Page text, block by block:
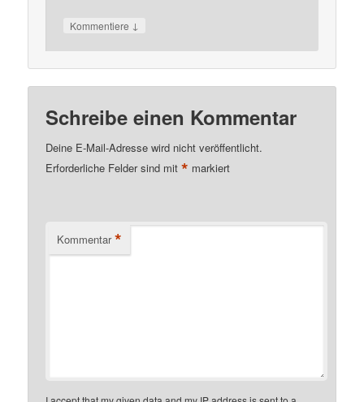
Kommentiere ↓
Schreibe einen Kommentar
Deine E-Mail-Adresse wird nicht veröffentlicht.
Erforderliche Felder sind mit* markiert
Kommentar *